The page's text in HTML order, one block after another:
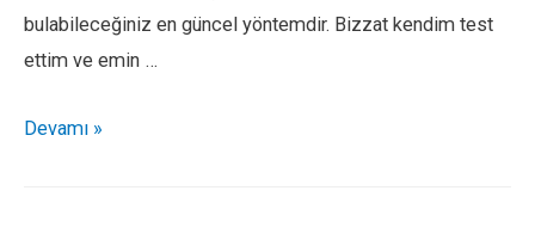
bulabileceğiniz en güncel yöntemdir. Bizzat kendim test
ettim ve emin …
Brawl
Devamı »